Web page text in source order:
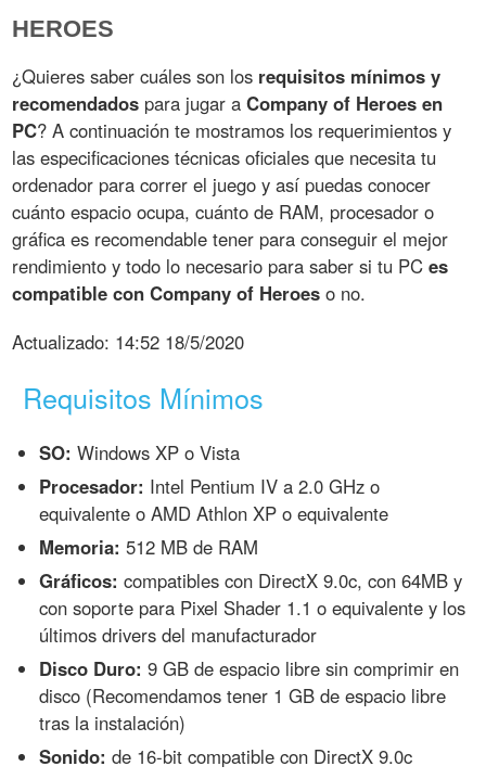
HEROES
¿Quieres saber cuáles son los requisitos mínimos y
recomendados para jugar aCompany of Heroes en
PC? A continuación te mostramos los requerimientos y
las especificaciones técnicas oficiales que necesita tu
ordenador para correr el juego y así puedas conocer
cuánto espacio ocupa, cuánto de RAM, procesador o
gráfica es recomendable tener para conseguir el mejor
rendimiento y todo lo necesario para saber si tu PCes
compatible con Company of Heroes o no.
Actualizado: 14:52 18/5/2020
Requisitos Mínimos
SO: Windows XP o Vista
Procesador: Intel Pentium IV a 2.0 GHz o
equivalente o AMD Athlon XP o equivalente
Memoria: 512 MB de RAM
Gráficos: compatibles con DirectX 9.0c, con 64MB y
con soporte para Pixel Shader 1.1 o equivalente y los
últimos drivers del manufacturador
Disco Duro: 9 GB de espacio libre sin comprimir en
disco (Recomendamos tener 1 GB de espacio libre
tras la instalación)
Sonido: de 16-bit compatible con DirectX 9.0c